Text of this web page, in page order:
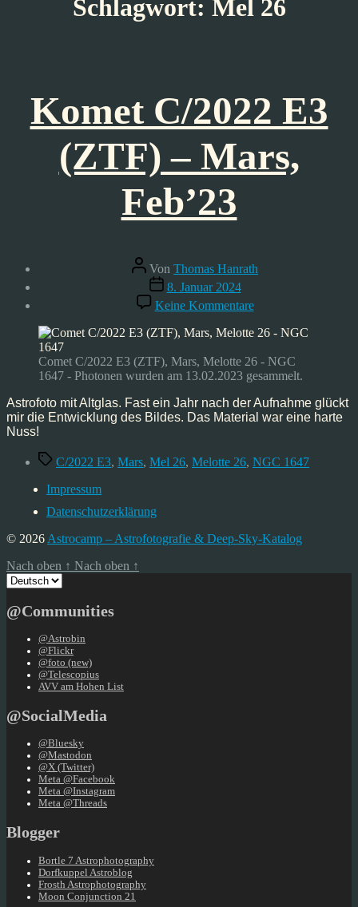
Schlagwort: Mel 26
Komet C/2022 E3
(ZTF) – Mars,
Feb’23
Beitragsautor
Von Thomas Hanrath
Veröffentlichungsdatum
8. Januar 2024
Keine Kommentarezu
Komet
C/2022
(ZTF)
–
Feb’23
Comet C/2022 E3 (ZTF), Mars, Melotte 26 - NGC
1647 - Photonen wurden am 13.02.2023 gesammelt.
Astrofoto mit Altglas. Fast ein Jahr nach der Aufnahme glückt
mir die Entwicklung des Bildes. Das Material war eine harte
Nuss!
Schlagwörter
C/2022 E3, Mars, Mel 26, Melotte 26, NGC 1647
Impressum
Datenschutzerklärung
© 2026 Astrocamp – Astrofotografie & Deep-Sky-Katalog
Nach oben ↑ Nach oben ↑
Sprache
auswählen
@Communities
@Astrobin
@Flickr
@foto (new)
@Telescopius
AVV am Hohen List
@SocialMedia
@Bluesky
@Mastodon
@X (Twitter)
Meta @Facebook
Meta @Instagram
Meta @Threads
Blogger
Bortle 7 Astrophotography
Dorfkuppel Astroblog
Frosth Astrophotography
Moon Conjunction 21